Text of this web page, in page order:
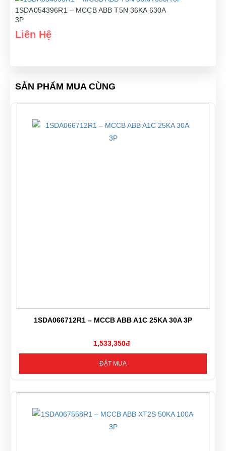
1SDA054396R1 – MCCB ABB T5N 36KA 630A
3P
Liên Hệ
SẢN PHẨM MUA CÙNG
1SDA066712R1 – MCCB ABB A1C 25KA 30A 3P
1,533,350đ
ĐẶT MUA